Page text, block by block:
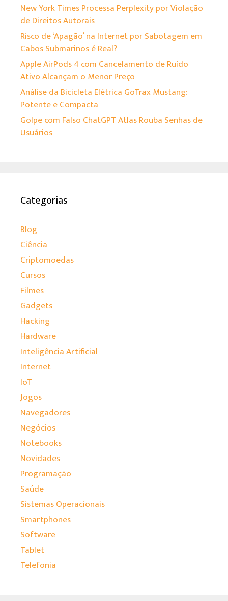
New York Times Processa Perplexity por Violação
de Direitos Autorais
Risco de ‘Apagão’ na Internet por Sabotagem em
Cabos Submarinos é Real?
Apple AirPods 4 com Cancelamento de Ruído
Ativo Alcançam o Menor Preço
Análise da Bicicleta Elétrica GoTrax Mustang:
Potente e Compacta
Golpe com Falso ChatGPT Atlas Rouba Senhas de
Usuários
Categorias
Blog
Ciência
Criptomoedas
Cursos
Filmes
Gadgets
Hacking
Hardware
Inteligência Artificial
Internet
IoT
Jogos
Navegadores
Negócios
Notebooks
Novidades
Programação
Saúde
Sistemas Operacionais
Smartphones
Software
Tablet
Telefonia